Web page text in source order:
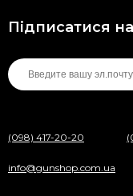
Підписатися
(098) 417-20-20
info@gunshop.com.ua